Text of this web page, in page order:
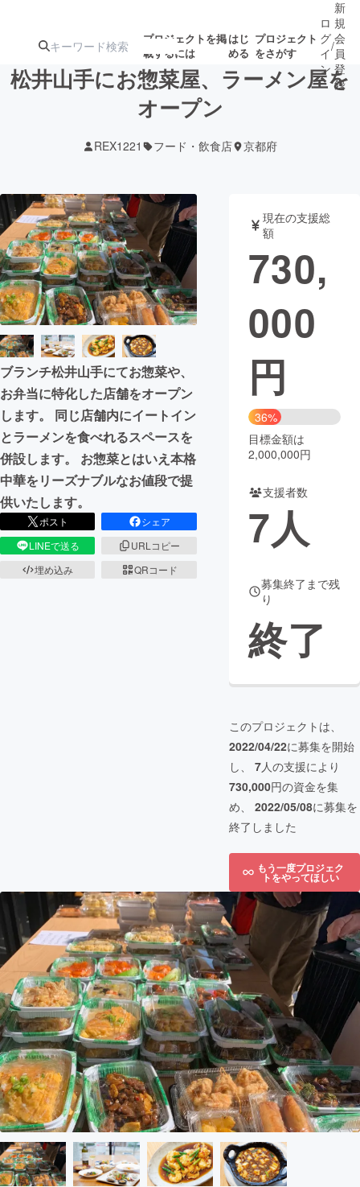
プロジェクトを掲
載するには
はじ
める
プロジェクト
をさがす
ターン
ジェクト
募集終了が近いプ
ロジェクト
アート・写真 音楽
テクノロジー・ガジェット ゲーム・サ
映像・映画
ビジネス・起業
まちづくり・地域活性化
CAMPFIRE for Social Good
CAMPFIRE Creation
CAMPFIREふるさと納税machi-ya コミュニティ
ロ
グ
イ
ン
/
新
規
会
員
登
録
松井山手にお惣菜屋、ラーメン屋を
オープン
REX1221 フード・飲食店 京都府
ブランチ松井山手にてお惣菜や、
お弁当に特化した店舗をオープン
します。 同じ店舗内にイートイン
とラーメンを食べれるスペースを
併設します。 お惣菜とはいえ本格
中華をリーズナブルなお値段で提
供いたします。
ポスト
シェア
LINEで送る
URLコピー
埋め込み
QRコード
現在の支援総
額
730,
000
円
36%
目標金額は
2,000,000円
支援者数
7人
募集終了まで残
り
終了
このプロジェクトは、
2022/04/22に募集を開始
し、 7人の支援により
730,000円の資金を集
め、 2022/05/08に募集を
終了しました
もう一度プロジェク
トをやってほしい